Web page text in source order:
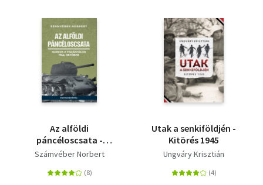
Tankönyv, segédkönyv
Társadalomtudomány
Természettudomány
Történelem
Az alföldi
páncéloscsata -
Harcok a Tiszántúlon,
Számvéber Norbert
Utak a senkiföldjén -
Kitörés 1945
Ungváry Krisztián